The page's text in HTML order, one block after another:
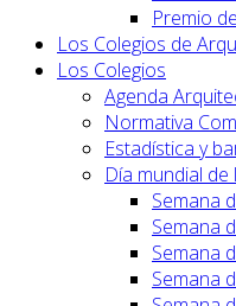
Premio
Los Colegios de
Los Colegios
Agenda
Normativa
Estadística y
Día mundial
Semana
Semana
Semana
Semana